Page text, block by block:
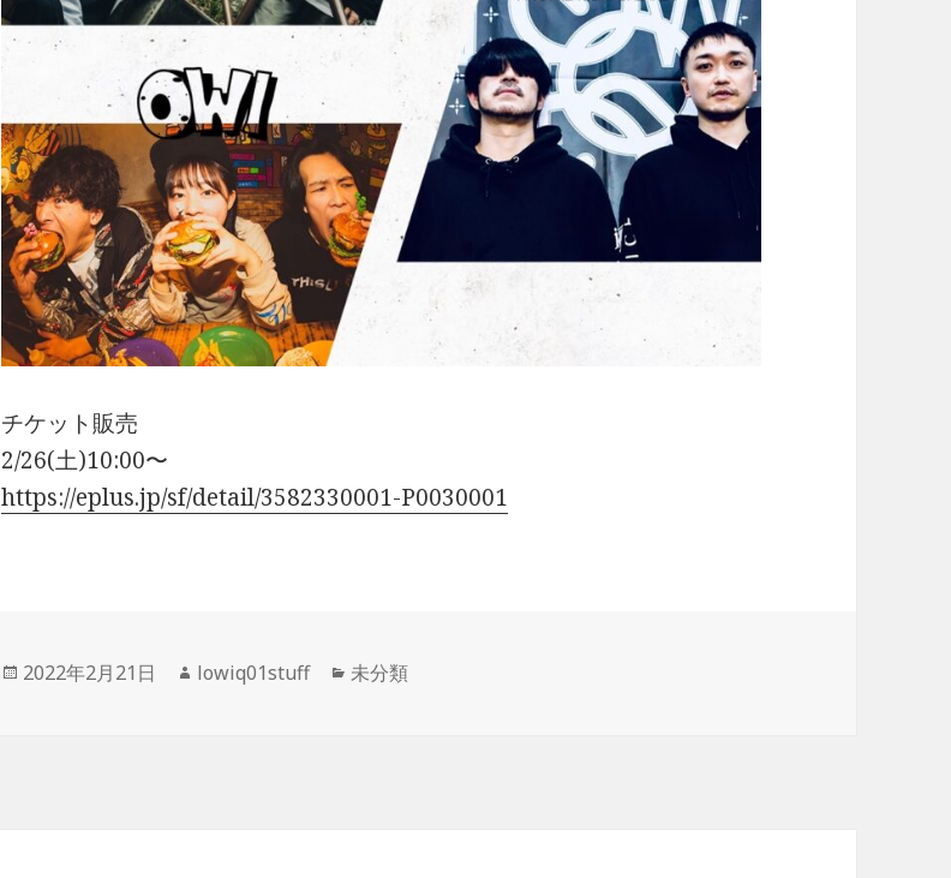
チケット販売
2/26(土)10:00〜
https://eplus.jp/sf/detail/3582330001-P0030001
投
2022年2月21日
作
lowiq01stuff
カ
未分類